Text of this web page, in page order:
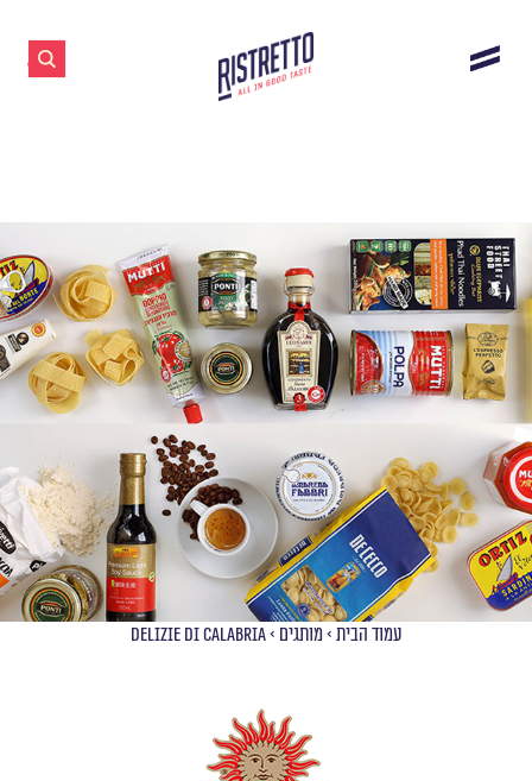
עמוד הבית >מותגים >
delizie di calabria